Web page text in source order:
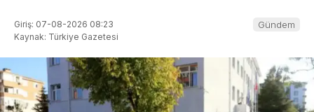
Giriş: 07-08-2026 08:23
Kaynak: Türkiye Gazetesi
Gündem